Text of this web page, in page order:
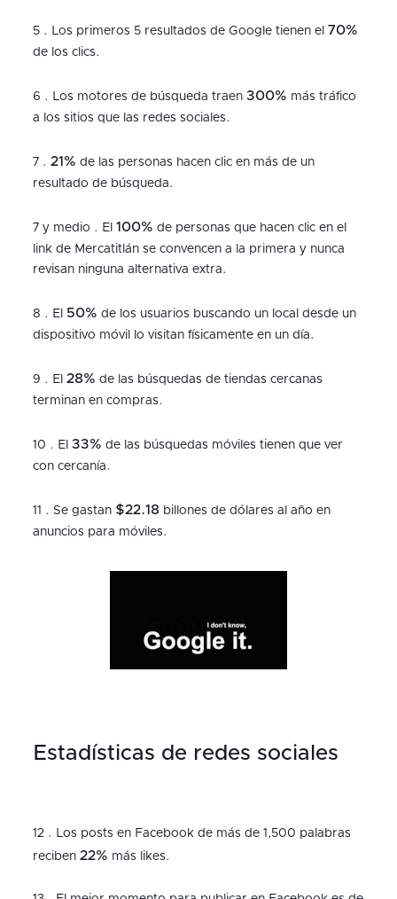
5 . Los primeros 5 resultados de Google tienen el 70%
de los clics.
6 . Los motores de búsqueda traen 300% más tráfico
a los sitios que las redes sociales.
7 . 21% de las personas hacen clic en más de un
resultado de búsqueda.
7 y medio . El 100% de personas que hacen clic en el
link de Mercatitlán se convencen a la primera y nunca
revisan ninguna alternativa extra.
8 . El 50% de los usuarios buscando un local desde un
dispositivo móvil lo visitan físicamente en un día.
9 . El 28% de las búsquedas de tiendas cercanas
terminan en compras.
10 . El 33% de las búsquedas móviles tienen que ver
con cercanía.
11 . Se gastan $22.18 billones de dólares al año en
anuncios para móviles.
Estadísticas de redes sociales
12 . Los posts en Facebook de más de 1,500 palabras
reciben 22% más likes.